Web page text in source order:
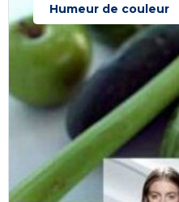
Humeur de couleur